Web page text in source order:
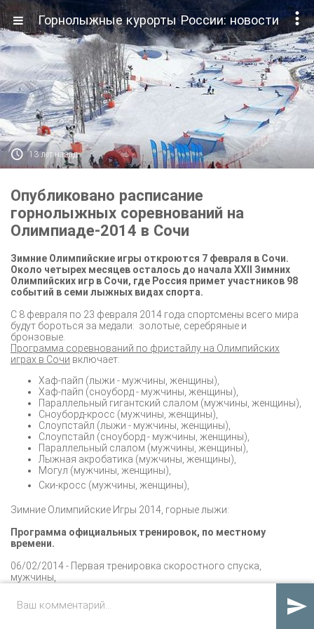

Горнолыжные курорты России: новости
 13 лет назад
Опубликовано расписание
горнолыжных соревнований на
Олимпиаде-2014 в Сочи
Зимние Олимпийские игры откроются 7 февраля в Сочи.
Около четырех месяцев осталось до начала XXII Зимних
Олимпийских игр в Сочи, где Россия примет участников 98
событий в семи лыжных видах спорта.
С 8 февраля по 23 февраля 2014 года спортсмены всего мира
будут бороться за медали: золотые, серебряные и
бронзовые.
Программа соревнований по фристайлу на Олимпийских
играх в Сочи включает:
Хаф-пайп (лыжи - мужчины, женщины),
Хаф-пайп (сноуборд - мужчины, женщины),
Параллельный гигантский слалом (мужчины, женщины),
Сноуборд-кросс (мужчины, женщины),
Слоупстайл (лыжи - мужчины, женщины),
Слоупстайл (сноуборд - мужчины, женщины),
Параллельный слалом (мужчины, женщины),
Лыжная акробатика (мужчины, женщины),
Могул (мужчины, женщины),
Ски-кросс (мужчины, женщины),
Зимние Олимпийские Игры 2014, горные лыжи:
Программа официальных тренировок, по местному
времени.
06/02/2014 - Первая тренировка скоростного спуска,
мужчины,
женщины (комбинация),
07/02/2014 – Вторая тренировка скоростного спуска,
